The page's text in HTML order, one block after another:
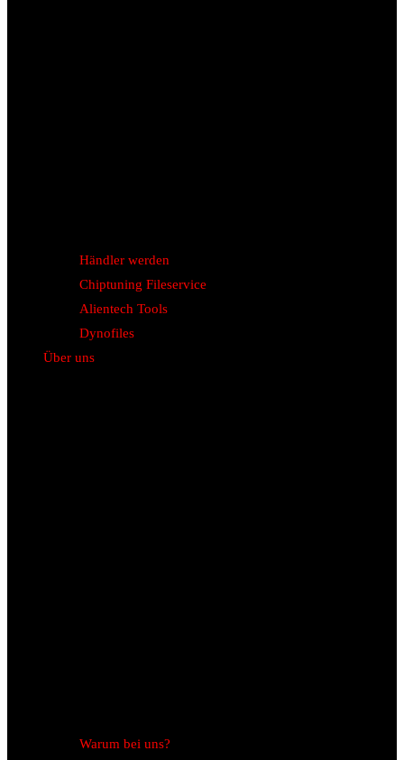
Händler werden
Chiptuning Fileservice
Alientech Tools
Dynofiles
Über uns
Warum bei uns?